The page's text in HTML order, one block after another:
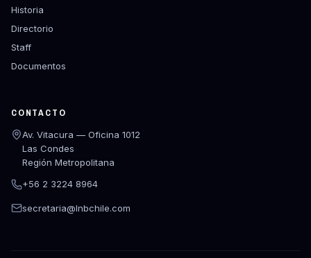
Historia
Directorio
Staff
Documentos
CONTACTO
Av. Vitacura — Oficina 1012
Las Condes
Región Metropolitana
+56 2 3224 8964
secretaria@lnbchile.com